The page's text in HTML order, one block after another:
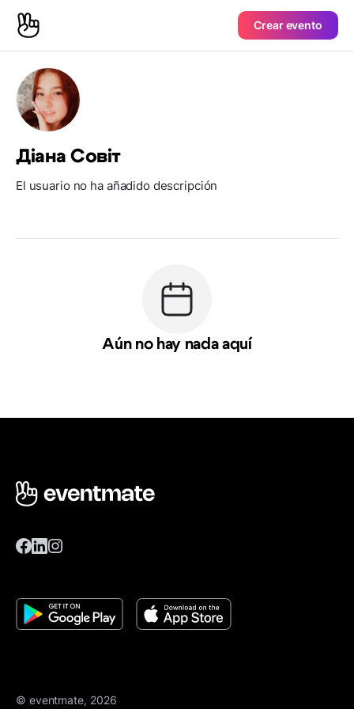
Crear evento
Діана Совіт
El usuario no ha añadido descripción
Aún no hay nada aquí
© eventmate, 2026